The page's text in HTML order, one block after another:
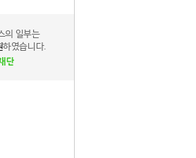
의 일부는
하였습니다.